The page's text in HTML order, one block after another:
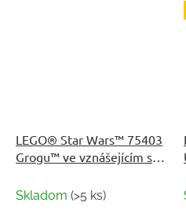
LEGO® Star Wars™ 75403
Grogu™ ve vznášejícím se
Skladom (>5 ks)